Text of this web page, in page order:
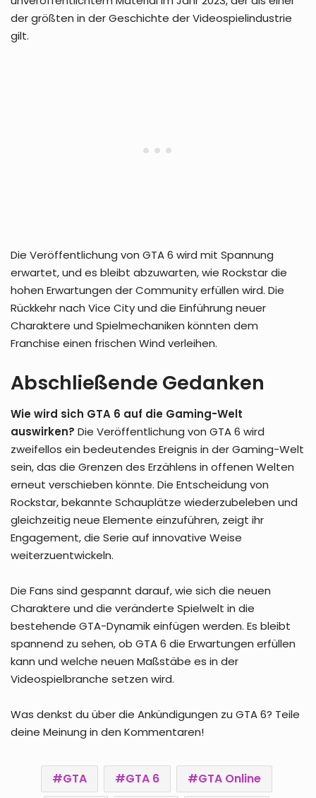
der größten in der Geschichte der Videospielindustrie
gilt.
Die Veröffentlichung von GTA 6 wird mit Spannung
erwartet, und es bleibt abzuwarten, wie Rockstar die
hohen Erwartungen der Community erfüllen wird. Die
Rückkehr nach Vice City und die Einführung neuer
Charaktere und Spielmechaniken könnten dem
Franchise einen frischen Wind verleihen.
Abschließende Gedanken
Wie wird sich GTA 6 auf die Gaming-Welt
auswirken? Die Veröffentlichung von GTA 6 wird
zweifellos ein bedeutendes Ereignis in der Gaming-Welt
sein, das die Grenzen des Erzählens in offenen Welten
erneut verschieben könnte. Die Entscheidung von
Rockstar, bekannte Schauplätze wiederzubeleben und
gleichzeitig neue Elemente einzuführen, zeigt ihr
Engagement, die Serie auf innovative Weise
weiterzuentwickeln.
Die Fans sind gespannt darauf, wie sich die neuen
Charaktere und die veränderte Spielwelt in die
bestehende GTA-Dynamik einfügen werden. Es bleibt
spannend zu sehen, ob GTA 6 die Erwartungen erfüllen
kann und welche neuen Maßstäbe es in der
Videospielbranche setzen wird.
Was denkst du über die Ankündigungen zu GTA 6? Teile
deine Meinung in den Kommentaren!
GTA GTA 6
GTA Online